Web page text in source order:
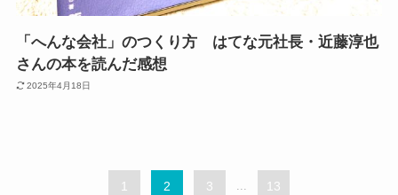
「へんな会社」のつくり方 はてな元社長・近藤淳也
さんの本を読んだ感想
2025年4月18日
1 2 3 ... 13